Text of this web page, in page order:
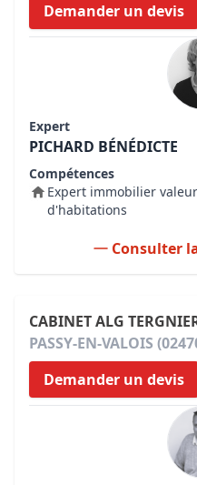
Demander un devis
Expert
PICHARD BÉNÉDICTE
Compétences
Expert immobilier
d'habitations
Consulter
CABINET ALG
PASSY-EN-VALOIS
Demander un devis